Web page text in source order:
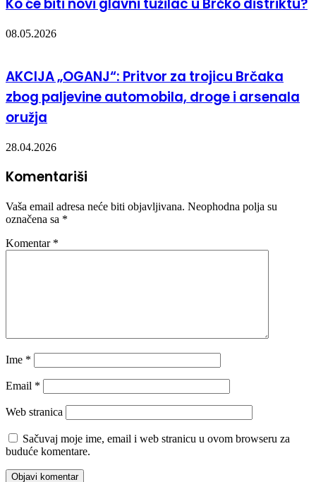
Ko će biti novi glavni tužilac u Brčko distriktu?
08.05.2026
AKCIJA „OGANJ“: Pritvor za trojicu Brčaka
zbog paljevine automobila, droge i arsenala
oružja
28.04.2026
Komentariši
Vaša email adresa neće biti objavljivana. Neophodna polja su
označena sa *
Komentar *
Ime *
Email *
Web stranica
Sačuvaj moje ime, email i web stranicu u ovom browseru za
buduće komentare.